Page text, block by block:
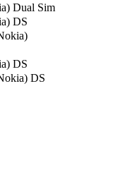
Dual Sim
DS
DS
DS